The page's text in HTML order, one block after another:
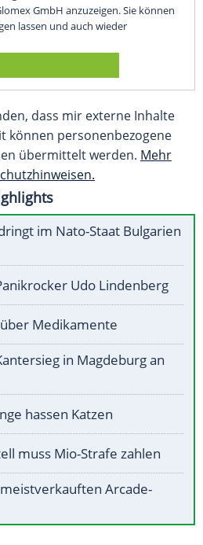
GmbH anzuzeigen. Sie können
lassen und auch wieder
dass mir externe Inhalte
können personenbezogene
übermittelt werden. Mehr
im Nato-Staat Bulgarien
Udo Lindenberg
Medikamente
in Magdeburg an
hassen Katzen
muss Mio-Strafe zahlen
Arcade-